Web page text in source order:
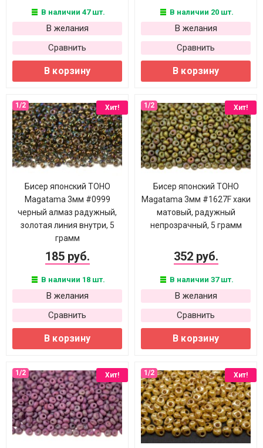
В наличии 47 шт.
В желания
Сравнить
В корзину
В наличии 20 шт.
В желания
Сравнить
В корзину
Хит!
Бисер японский TOHO
Magatama 3мм #0999
черный алмаз радужный,
золотая линия внутри, 5
грамм
185 руб.
В наличии 18 шт.
В желания
Сравнить
В корзину
Хит!
Бисер японский TOHO
Magatama 3мм #1627F хаки
матовый, радужный
непрозрачный, 5 грамм
352 руб.
В наличии 37 шт.
В желания
Сравнить
В корзину
Хит! Хит!